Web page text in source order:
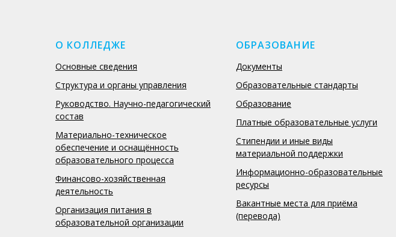
О КОЛЛЕДЖЕ
Основные сведения
Структура и органы управления
Руководство. Научно-педагогический
состав
Материально-техническое
обеспечение и оснащённость
образовательного процесса
Финансово-хозяйственная
деятельность
Организация питания в
образовательной организации
ОБРАЗОВАНИЕ
Документы
Образовательные стандарты
Образование
Платные образовательные услуги
Стипендии и иные виды
материальной поддержки
Информационно-образовательные
ресурсы
Вакантные места для приёма
(перевода)